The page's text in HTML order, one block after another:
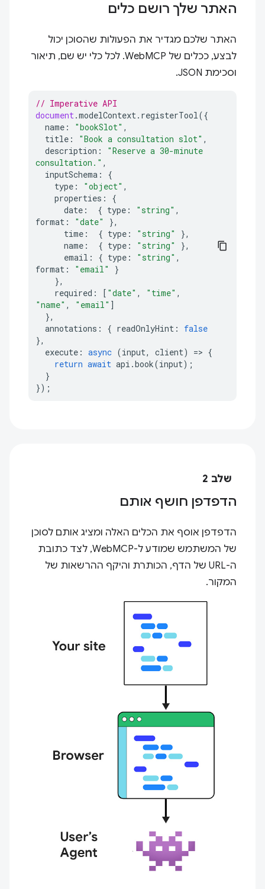
האתר שלך רושם כלים
האתר שלכם מגדיר את הפעולות שהסוכן יכול
לבצע, ככלים של WebMCP. לכל כלי יש שם, תיאור
וסכימת JSON.
// Imperative API
document.modelContext. registerTool({
name : "bookSlot" ,
title : "Book a consultation slot" ,
description :
"Reserve a 30-minute
consultation." ,
inputSchema :
{
type : "object" ,
properties :
{
date : { type : "string" ,
format : "date"
},
time : { type : "string"
},
name : { type : "string"
},
email : { type : "string" ,
format : "email"
}
},
required : [ "date" , "time" ,
"name" , "email" ]
},
annotations : { readOnlyHint :
false
},
execute : async (input, client) => {
return await api .book(input);
}
});
שלב 2
הדפדפן חושף אותם
הדפדפן אוסף את הכלים האלה ומציג אותם לסוכן
של המשתמש שמודע ל-WebMCP, לצד כתובת
ה-URL של הדף, הכותרת והיקף ההרשאות של
המקור.